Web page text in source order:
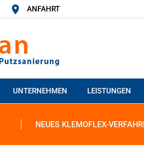
ANFAHRT
UNTERNEHMEN LEISTUNGEN
NEUES KLEMOFLEX-